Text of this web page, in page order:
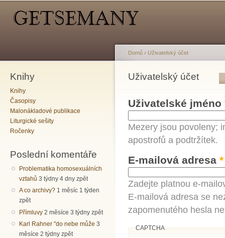
Knihy
Knihy
Časopisy
Malonákladové publikace
Liturgické sešity
Ročenky
Poslední komentáře
Problematika homosexuálních
vztahů 3 týdny 4 dny zpět
A co archivy? 1 měsíc 1 týden
zpět
Přímluvy 2 měsíce 3 týdny zpět
Karl Rahner "do nebe může 3
měsíce 2 týdny zpět
Jste zde
Domů › Uživatelský účet
Uživatelský účet
Hlavní záložky
Uživatelské jméno
Mezery jsou povoleny;
apostrofů a podtržítek.
E-mailová adresa *
Zadejte platnou e-
E-mailová adresa se
zapomenutého hesla
CAPTCHA